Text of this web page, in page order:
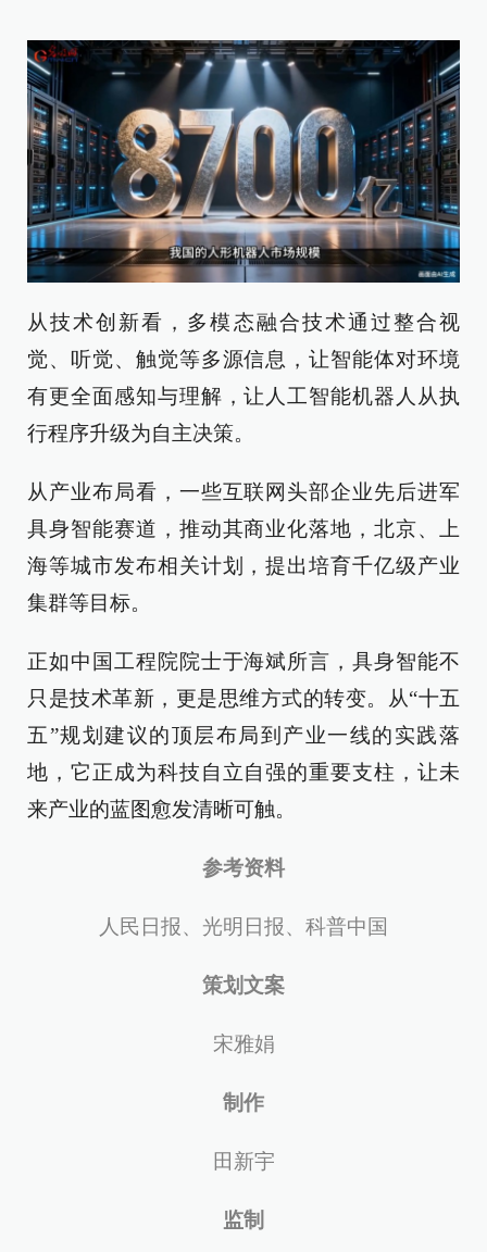
从技术创新看，多模态融合技术通过整合视
觉、听觉、触觉等多源信息，让智能体对环境
有更全面感知与理解，让人工智能机器人从执
行程序升级为自主决策。
从产业布局看，一些互联网头部企业先后进军
具身智能赛道，推动其商业化落地，北京、上
海等城市发布相关计划，提出培育千亿级产业
集群等目标。
正如中国工程院院士于海斌所言，具身智能不
只是技术革新，更是思维方式的转变。从“十五
五”规划建议的顶层布局到产业一线的实践落
地，它正成为科技自立自强的重要支柱，让未
来产业的蓝图愈发清晰可触。
参考资料
人民日报、光明日报、科普中国
策划文案
宋雅娟
制作
田新宇
监制